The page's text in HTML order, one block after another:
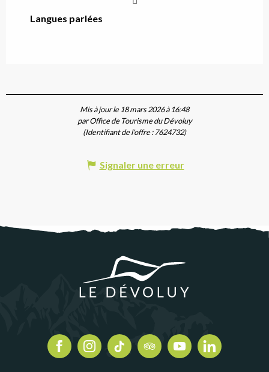
Langues parlées
Langues parlées
Mis à jour le 18 mars 2026 à 16:48
par Office de Tourisme du Dévoluy
(Identifiant de l'offre :7624732)
Signaler une erreur